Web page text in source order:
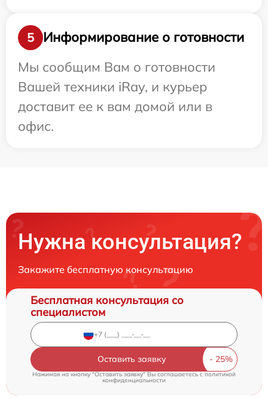
5
Информирование о готовности
Мы сообщим Вам о готовности
Вашей техники iRay, и курьер
доставит ее к вам домой или в
офис.
Нужна консультация?
Закажите бесплатную консультацию
Бесплатная консультация со
специалистом
Оставить заявку
Нажимая на кнопку "Оставить заявку" Вы соглашаетесь cполитикой
конфиденциальности